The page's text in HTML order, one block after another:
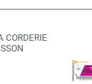
CORDERIE